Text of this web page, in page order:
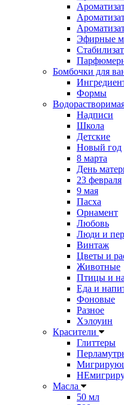
Эфирные
Бомбочки для
Формы
Надписи
Школа
Детские
Новый год
8 марта
День
23 февраля
9 мая
Пасха
Орнамент
Любовь
Люди и
Винтаж
Цветы и
Животные
Птицы и
Еда и
Фоновые
Разное
Хэлоуин
Красители
Глиттеры
Масла
50 мл